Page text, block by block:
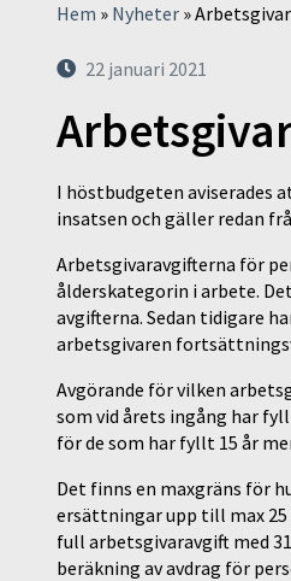
Hem » Nyheter »
22 januari 2021
I höstbudgeten aviserades
insatsen och gäller redan
Arbetsgivaravgifterna för
ålderskategorin i arbete.
avgifterna. Sedan tidigare
arbetsgivaren
Avgörande för vilken
som vid årets ingång har
för de som har fyllt 15 år
Det finns en maxgräns för
ersättningar upp till max 25
full arbetsgivaravgift med
beräkning av avdrag för